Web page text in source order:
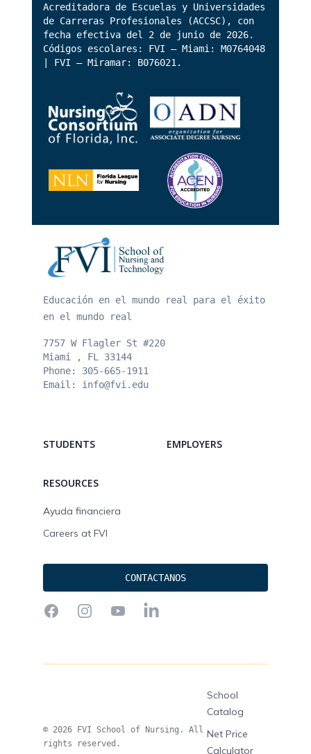
Acreditadora de Escuelas y Universidades
de Carreras Profesionales (ACCSC), con
fecha efectiva del 2 de junio de 2026.
Códigos escolares: FVI – Miami: M0764048
| FVI – Miramar: B076021.
Educación en el mundo real para el éxito
en el mundo real
7757 W Flagler St #220
Miami , FL 33144
Phone: 305-665-1911
Email: info@fvi.edu
STUDENTS EMPLOYERS
RESOURCES
Ayuda financiera
Careers at FVI
CONTACTANOS
FacebookInstagramYouTubeLinkedIn
© 2026 FVI School of Nursing. All
rights reserved.
School
Catalog
Net Price
Calculator